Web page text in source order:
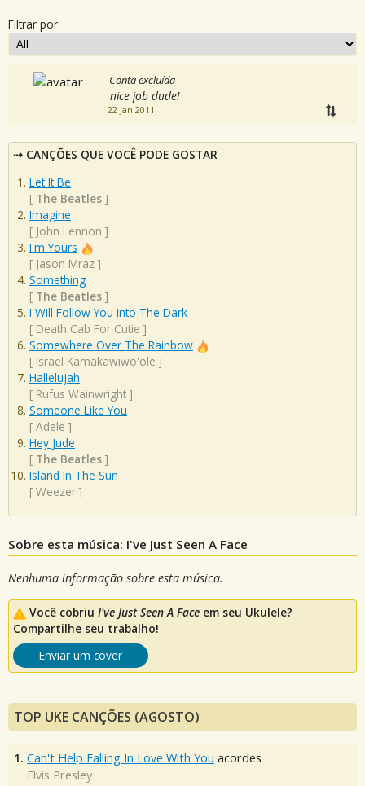
Filtrar por:
Conta excluída
nice job dude!
22 Jan 2011
CANÇÕES QUE VOCÊ PODE GOSTAR
Let It Be
[ The Beatles ]
Imagine
[ John Lennon ]
I'm Yours
[ Jason Mraz ]
Something
[ The Beatles ]
I Will Follow You Into The Dark
[ Death Cab For Cutie ]
Somewhere Over The Rainbow
[ Israel Kamakawiwo'ole ]
Hallelujah
[ Rufus Wainwright ]
Someone Like You
[ Adele ]
Hey Jude
[ The Beatles ]
Island In The Sun
[ Weezer ]
Sobre esta música: I've Just Seen A Face
Nenhuma informação sobre esta música.
Você cobriu I've Just Seen A Face em seu Ukulele?
Compartilhe seu trabalho!
Enviar um cover
TOP UKE CANÇÕES (AGOSTO)
1. Can't Help Falling In Love With You acordes
Elvis Presley